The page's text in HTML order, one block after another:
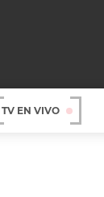
TV EN VIVO